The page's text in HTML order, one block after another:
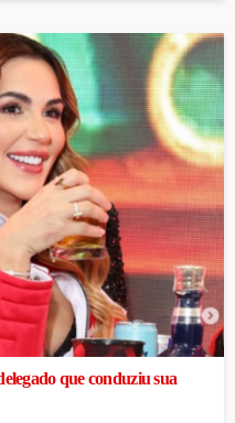
que conduziu sua